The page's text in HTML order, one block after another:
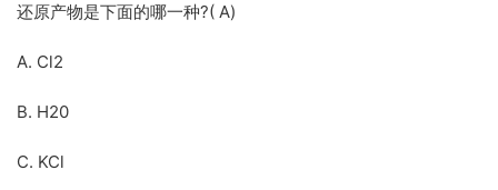
还原产物是下面的哪一种?( A)
A. Cl2
B. H20
C. KCl